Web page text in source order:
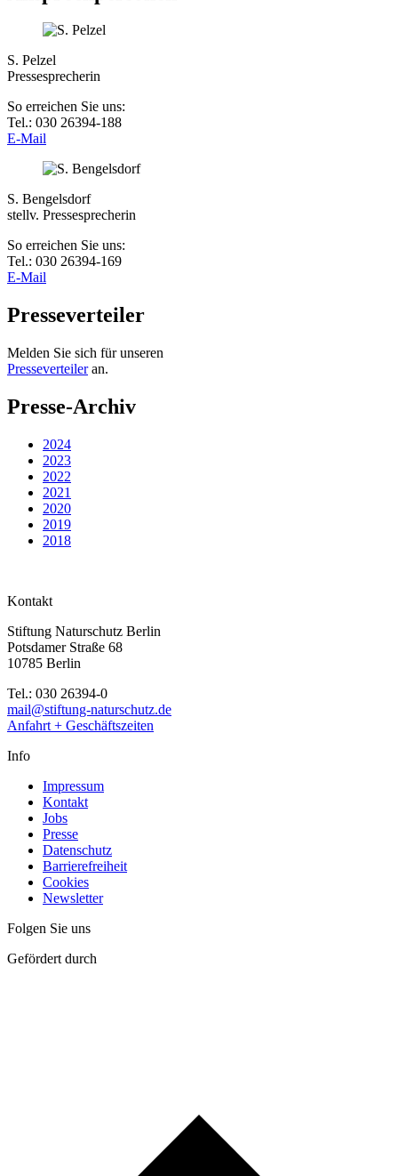
S. Pelzel
Pressesprecherin
So erreichen Sie uns:
Tel.: 030 26394-188
E-Mail
S. Bengelsdorf
stellv. Pressesprecherin
So erreichen Sie uns:
Tel.: 030 26394-169
E-Mail
Presseverteiler
Melden Sie sich für unseren
Presseverteileran.
Presse-Archiv
2024
2023
2022
2021
2020
2019
2018
Kontakt
Stiftung Naturschutz Berlin
Potsdamer Straße 68
10785 Berlin
Tel.: 030 26394-0
mail@stiftung-naturschutz.de
Anfahrt + Geschäftszeiten
Info
Impressum
Kontakt
Jobs
Presse
Datenschutz
Barrierefreiheit
Cookies
Newsletter
Folgen Sie uns
Gefördert durch